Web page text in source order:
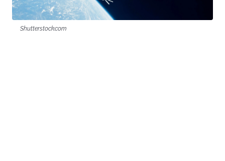
Shutterstock.com